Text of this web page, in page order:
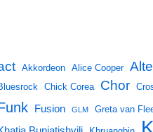
Akkordeon Alice Cooper
Chick Corea Chor
Fusion GLM Greta van